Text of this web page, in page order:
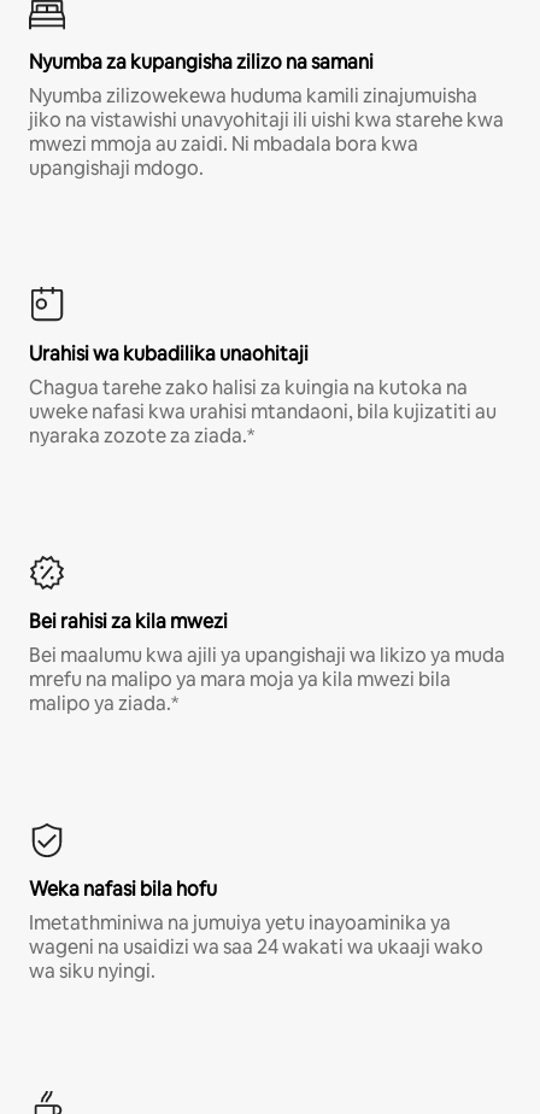
Nyumba za kupangisha zilizo na samani
Nyumba zilizowekewa huduma kamili zinajumuisha
jiko na vistawishi unavyohitaji ili uishi kwa starehe kwa
mwezi mmoja au zaidi. Ni mbadala bora kwa
upangishaji mdogo.
Urahisi wa kubadilika unaohitaji
Chagua tarehe zako halisi za kuingia na kutoka na
uweke nafasi kwa urahisi mtandaoni, bila kujizatiti au
nyaraka zozote za ziada.*
Bei rahisi za kila mwezi
Bei maalumu kwa ajili ya upangishaji wa likizo ya muda
mrefu na malipo ya mara moja ya kila mwezi bila
malipo ya ziada.*
Weka nafasi bila hofu
Imetathminiwa na jumuiya yetu inayoaminika ya
wageni na usaidizi wa saa 24 wakati wa ukaaji wako
wa siku nyingi.